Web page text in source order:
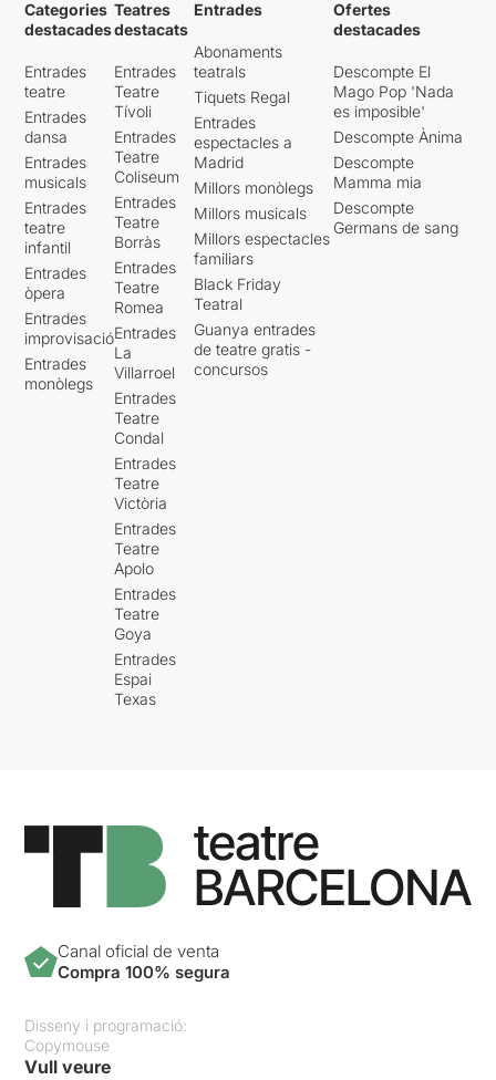
valentia que m’han deixat
francament perplex. Esclats
de literatura cultural i
escenes rotundes. Literatura
del jo i poètica polsades en
instants visual i sonors
radicals. El que hi ha aSala
de miralls
són experiències
personals i lectures, bellesa i
molt dolor, amb un humor
desconcertant sardònic i
cap mena de patetisme. I
una mica de foc que crema.
ASala de miralls
de persones concretes no hi
ha subterfugis.
miralls
Categories
destacades
Entrades
teatre
Entrades
dansa
Entrades
musicals
Entrades
teatre
infantil
Entrades
òpera
Entrades
improvisació
Entrades
monòlegs
Teatres
destacats
Entrades
Teatre
Tívoli
Entrades
Teatre
Coliseum
Entrades
Teatre
Borràs
Entrades
Teatre
Romea
Entrades
La
Villarroel
Entrades
Teatre
Condal
Entrades
Teatre
Victòria
Entrades
Teatre
Apolo
Entrades
Teatre
Goya
Entrades
Espai
Texas
Entrades
Abonaments
teatrals
Tiquets Regal
Entrades
espectacles a
Madrid
Millors monòlegs
Millors musicals
Millors espectacles
familiars
Black Friday
Teatral
Guanya entrades
de teatre gratis -
concursos
Ofertes
destacades
Descompte El
Mago Pop 'Nada
es imposible'
Descompte Ànima
Descompte
Mamma mia
Descompte
Germans de sang
Canal oficial de venta
Compra 100% segura
Disseny i programació:
Copymouse
Vull veure